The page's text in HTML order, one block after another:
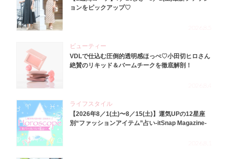
ョンをピックアップ♡
ビューティー
VDLで仕込む圧倒的透明感ほっぺ♡小田切ヒロさん
絶賛のリキッド＆バームチークを徹底解剖！
ライフスタイル
【2026年8／1(土)〜8／15(土)】運気UPの12星座
別“ファッションアイテム”占い-itSnap Magazine-